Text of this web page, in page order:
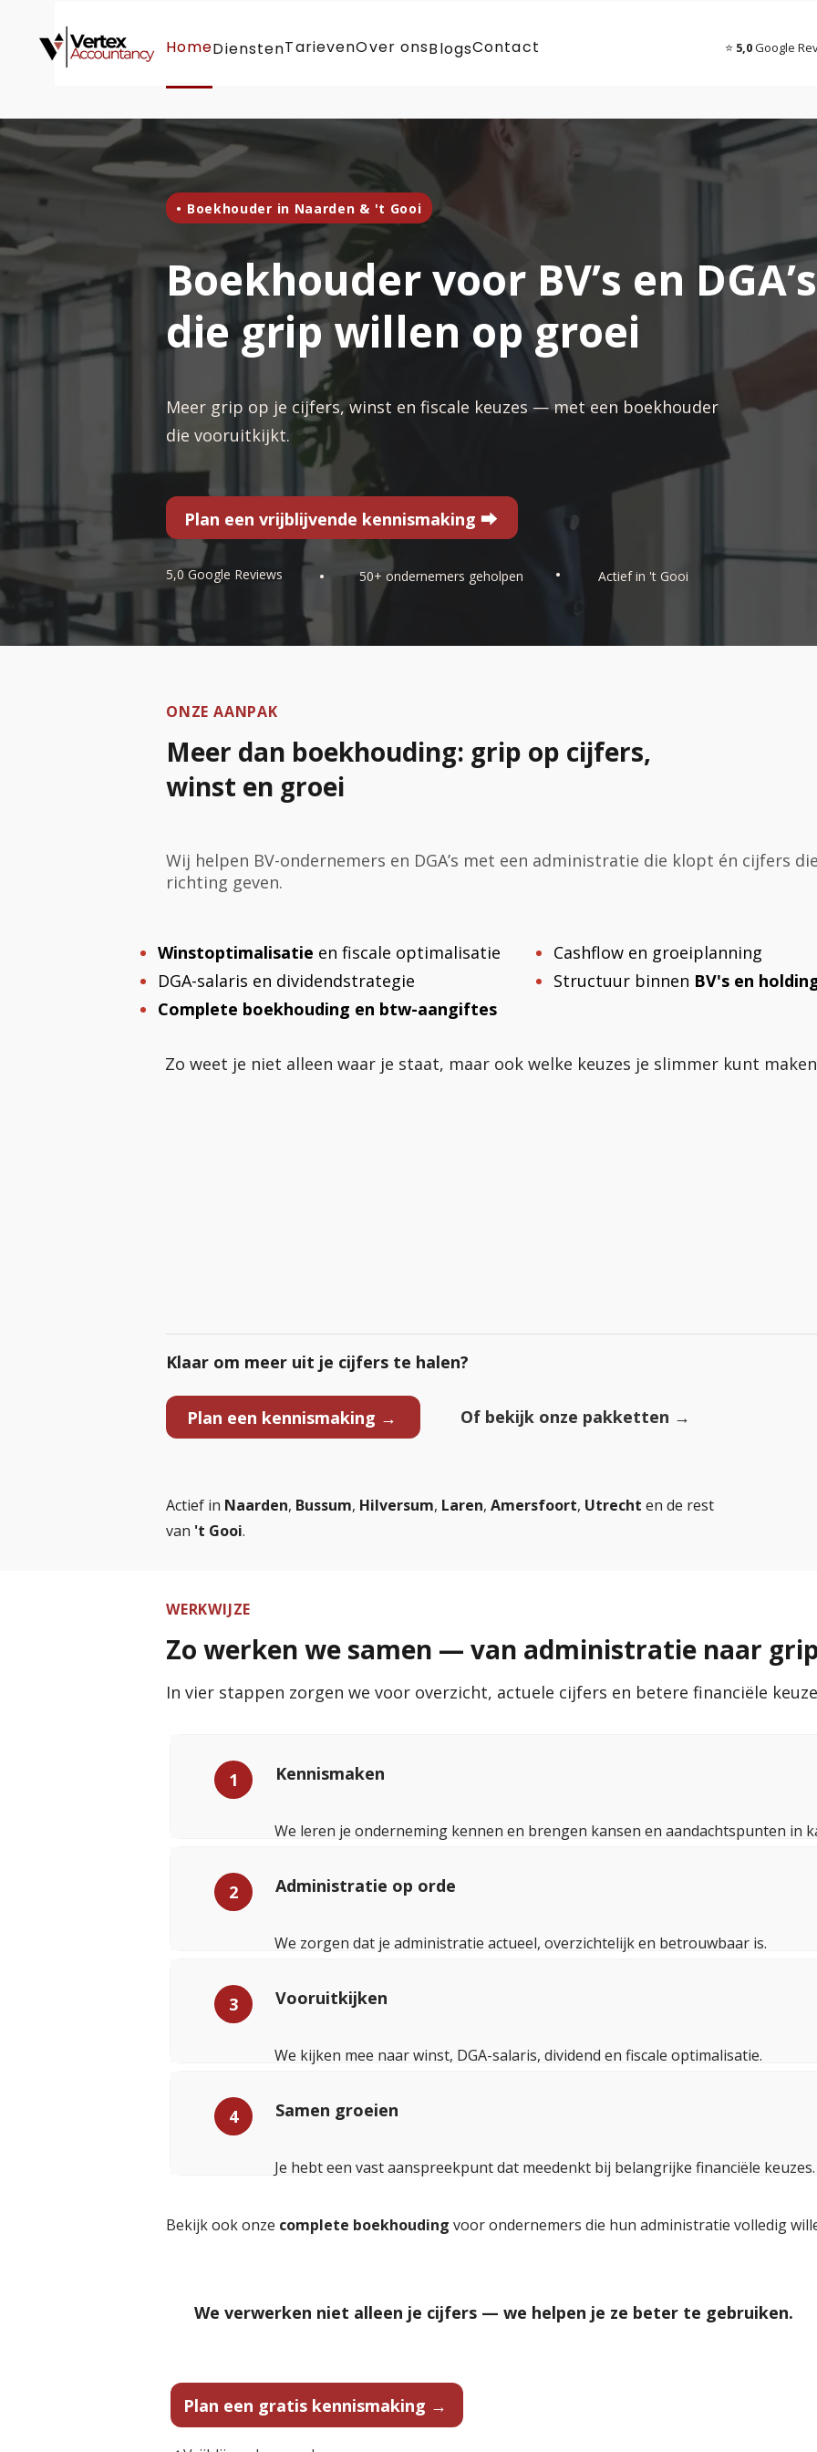
⭐ 5,0Google
HomeDienstenTarievenOver onsBlogsContact
• Boekhouder in Naarden & 't Gooi
Boekhouder voor BV’s en DGA’s
die grip willen op groei
Meer grip op je cijfers, winst en fiscale keuzes — met een boekhouder
die vooruitkijkt.
Plan een vrijblijvende kennismaking ⮕
5,0 Google Reviews • 50+ ondernemers geholpen • Actief in 't Gooi
ONZE AANPAK
Meer dan boekhouding: grip op cijfers,
winst en groei
Wij helpen BV-ondernemers en DGA’s met een administratie die klopt én cijfers die
richting geven.
Cashflow en groeiplanning
Structuur binnen BV's en
Winstoptimalisatie en fiscale optimalisatie
DGA-salaris en dividendstrategie
Complete boekhouding en btw-aangiftes
Zo weet je niet alleen waar je staat, maar ook welke keuzes je slimmer kunt
Klaar om meer uit je cijfers te halen?
Plan een kennismaking → Of bekijk onze pakketten →
Actief in Naarden, Bussum, Hilversum, Laren, Amersfoort, Utrecht en de rest
van 't Gooi.
WERKWIJZE
Zo werken we samen — van administratie naar
In vier stappen zorgen we voor overzicht, actuele cijfers en betere financiële
1 Kennismaken
We leren je onderneming kennen en brengen kansen en aandachtspunten in
2 Administratie op orde
We zorgen dat je administratie actueel, overzichtelijk en betrouwbaar is.
3 Vooruitkijken
We kijken mee naar winst, DGA-salaris, dividend en fiscale optimalisatie.
4 Samen groeien
Je hebt een vast aanspreekpunt dat meedenkt bij belangrijke financiële keuzes.
Bekijk ook onze complete boekhouding voor ondernemers die hun administratie volledig
We verwerken niet alleen je cijfers — we helpen je ze beter te gebruiken.
Plan een gratis kennismaking →